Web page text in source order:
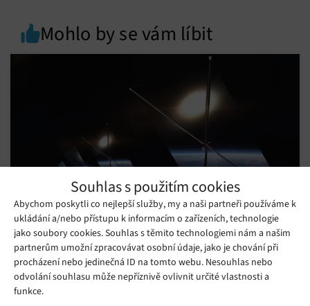
Souhlas s použitím cookies
Abychom poskytli co nejlepší služby, my a naši partneři používáme k
ukládání a/nebo přístupu k informacím o zařízeních, technologie
jako soubory cookies. Souhlas s těmito technologiemi nám a našim
partnerům umožní zpracovávat osobní údaje, jako je chování při
procházení nebo jedinečná ID na tomto webu. Nesouhlas nebo
odvolání souhlasu může nepříznivě ovlivnit určité vlastnosti a
funkce.
Mohlo by se vám líbit
Konec noci? Satelit Eärendil-1 rozsvítí
noční Zemi
Pondělí 03. 08. 2026 Ivana
Konec tmy na Zemi přichází! Satelit Eärendil-1 odrazí sluneční
svit uprostřed noci. Sledujte technologický převrat, který